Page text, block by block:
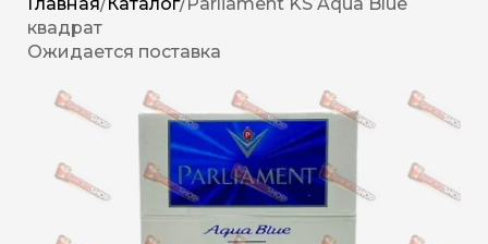
Главная/Каталог/Parliament KS Aqua Blue
квадрат
Ожидается поставка